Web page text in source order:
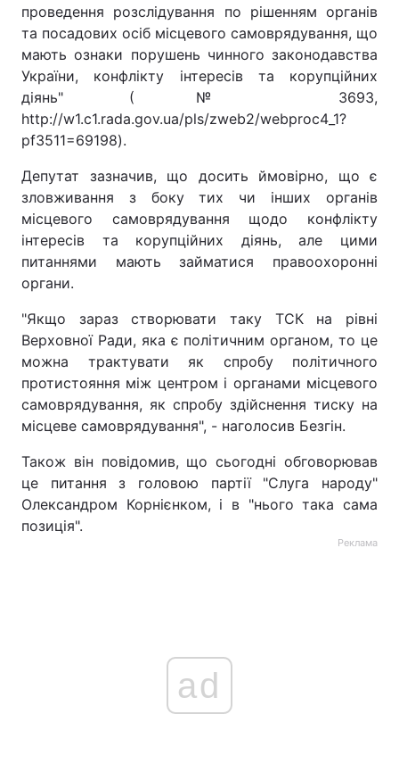
проведення розслідування по рішенням органів
та посадових осіб місцевого самоврядування, що
мають ознаки порушень чинного законодавства
України, конфлікту інтересів та корупційних
діянь" (№ 3693,
http://w1.c1.rada.gov.ua/pls/zweb2/webproc4_1?
pf3511=69198).
Депутат зазначив, що досить ймовірно, що є
зловживання з боку тих чи інших органів
місцевого самоврядування щодо конфлікту
інтересів та корупційних діянь, але цими
питаннями мають займатися правоохоронні
органи.
"Якщо зараз створювати таку ТСК на рівні
Верховної Ради, яка є політичним органом, то це
можна трактувати як спробу політичного
протистояння між центром і органами місцевого
самоврядування, як спробу здійснення тиску на
місцеве самоврядування", - наголосив Безгін.
Також він повідомив, що сьогодні обговорював
це питання з головою партії "Слуга народу"
Олександром Корнієнком, і в "нього така сама
позиція".
Реклама
ad